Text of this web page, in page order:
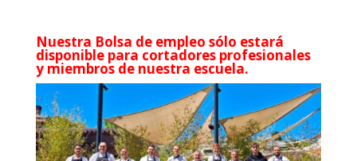
Nuestra Bolsa de empleo sólo estará
disponible para cortadores profesionales
y miembros de nuestra escuela.